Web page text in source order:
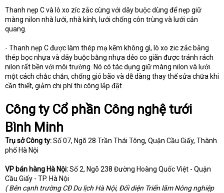
Thanh nẹp C và lò xo zíc zắc cùng với dây buộc dùng để nẹp giữ
màng nilon nhà lưới, nhà kính, lưới chống côn trùng và lưới cản
quang.
- Thanh nẹp C được làm thép mạ kẽm không gì, lò xo zic zắc bằng
thép bọc nhựa và dây buộc bằng nhựa dẻo co giãn được tránh rách
nilon rất bền với môi trường. Nó có tác dụng giữ màng nilon và lưới
một cách chắc chắn, chống gió bão và dễ dàng thay thế sửa chữa khi
cần thiết, giảm chi phí thi công lắp đặt.
Công ty Cổ phần Công nghệ tưới
Bình Minh
Trụ sở Công ty:Số 07, Ngõ 28 Trần Thái Tông, Quận Cầu Giấy, Thành
phố Hà Nội
VP bán hàng Hà Nội:Số 2, Ngõ 238 Đường Hoàng Quốc Việt - Quận
Cầu Giấy - TP. Hà Nội
( Bên cạnh trường CĐ Du lịch Hà Nội, Đối diện Triển lãm Nông nghiệp